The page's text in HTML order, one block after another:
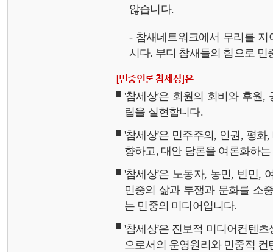
않습니다.
- 참새네트워크에서 무리를
시다. 부디 참새들의 힘으로 민
[민중언론 참세상]은
'참세상'은 회원의 회비와 후원,
립을 실현합니다.
'참세상'은 민주주의, 인권, 평
향하고, 대안 담론을 여론화하
'참세상'은 노동자, 농민, 빈민,
민중의 삶과 투쟁과 문화를 소
는 민중의 미디어입니다.
'참세상'은 진보적 미디어컨텐
으로서의 운영원리와 민중적